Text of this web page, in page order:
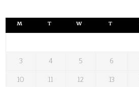
M T W T
3
4 5 6
10
11 12 13